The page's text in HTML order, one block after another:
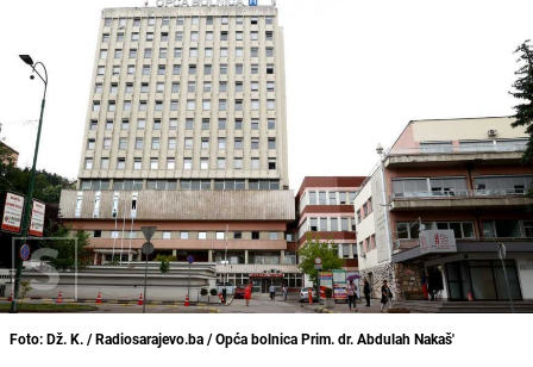
Foto: Dž. K. / Radiosarajevo.ba / Opća bolnica Prim. dr. Abdulah Nakaš'